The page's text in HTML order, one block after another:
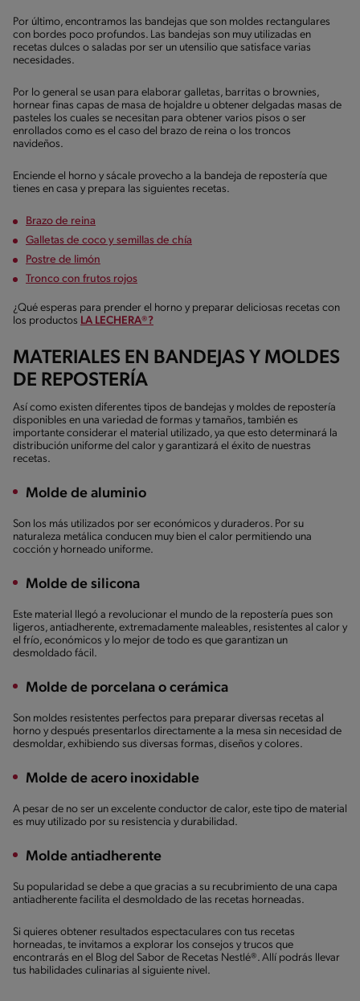
Por último, encontramos las bandejas que son moldes rectangulares
con bordes poco profundos. Las bandejas son muy utilizadas en
recetas dulces o saladas por ser un utensilio que satisface varias
necesidades.
Por lo general se usan para elaborar galletas, barritas o brownies,
hornear finas capas de masa de hojaldre u obtener delgadas masas de
pasteles los cuales se necesitan para obtener varios pisos o ser
enrollados como es el caso del brazo de reina o los troncos
navideños.
Enciende el horno y sácale provecho a la bandeja de repostería que
tienes en casa y prepara las siguientes recetas.
Brazo de reina
Galletas de coco y semillas de chía
Postre de limón
Tronco con frutos rojos
¿Qué esperas para prender el horno y preparar deliciosas recetas con
los productos LA LECHERA®?
MATERIALES EN BANDEJAS Y MOLDES
DE REPOSTERÍA
Así como existen diferentes tipos de bandejas y moldes de repostería
disponibles en una variedad de formas y tamaños, también es
importante considerar el material utilizado, ya que esto determinará la
distribución uniforme del calor y garantizará el éxito de nuestras
recetas.
Molde de aluminio
Son los más utilizados por ser económicos y duraderos. Por su
naturaleza metálica conducen muy bien el calor permitiendo una
cocción y horneado uniforme.
Molde de silicona
Este material llegó a revolucionar el mundo de la repostería pues son
ligeros, antiadherente, extremadamente maleables, resistentes al calor y
el frío, económicos y lo mejor de todo es que garantizan un
desmoldado fácil.
Molde de porcelana o cerámica
Son moldes resistentes perfectos para preparar diversas recetas al
horno y después presentarlos directamente a la mesa sin necesidad de
desmoldar, exhibiendo sus diversas formas, diseños y colores.
Molde de acero inoxidable
A pesar de no ser un excelente conductor de calor, este tipo de material
es muy utilizado por su resistencia y durabilidad.
Molde antiadherente
Su popularidad se debe a que gracias a su recubrimiento de una capa
antiadherente facilita el desmoldado de las recetas horneadas.
Si quieres obtener resultados espectaculares con tus recetas
horneadas, te invitamos a explorar los consejos y trucos que
encontrarás en el Blog del Sabor de Recetas Nestlé®. Allí podrás llevar
tus habilidades culinarias al siguiente nivel.